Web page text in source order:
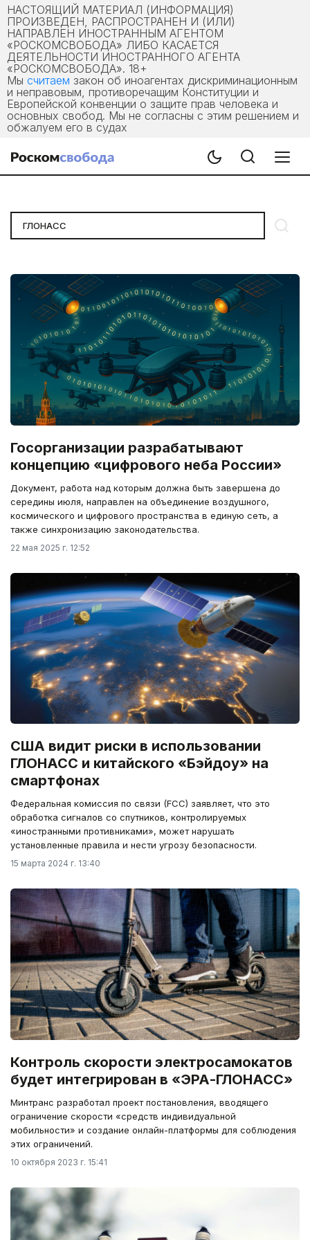
НАСТОЯЩИЙ МАТЕРИАЛ (ИНФОРМАЦИЯ)
ПРОИЗВЕДЕН, РАСПРОСТРАНЕН И (ИЛИ)
НАПРАВЛЕН ИНОСТРАННЫМ АГЕНТОМ
«РОСКОМСВОБОДА» ЛИБО КАСАЕТСЯ
ДЕЯТЕЛЬНОСТИ ИНОСТРАННОГО АГЕНТА
«РОСКОМСВОБОДА». 18+
Мы считаем закон об иноагентах дискриминационным
и неправовым, противоречащим Конституции и
Европейской конвенции о защите прав человека и
основных свобод. Мы не согласны с этим решением и
обжалуем его в судах
Госорганизации разрабатывают
концепцию «цифрового неба России»
Документ, работа над которым должна быть завершена до
середины июля, направлен на объединение воздушного,
космического и цифрового пространства в единую сеть, а
также синхронизацию законодательства.
22 мая 2025 г. 12:52
США видит риски в использовании
ГЛОНАСС и китайского «Бэйдоу» на
смартфонах
Федеральная комиссия по связи (FCC) заявляет, что это
обработка сигналов со спутников, контролируемых
«иностранными противниками», может нарушать
установленные правила и нести угрозу безопасности.
15 марта 2024 г. 13:40
Контроль скорости электросамокатов
будет интегрирован в «ЭРА-ГЛОНАСС»
Минтранс разработал проект постановления, вводящего
ограничение скорости «средств индивидуальной
мобильности» и создание онлайн-платформы для соблюдения
этих ограничений.
10 октября 2023 г. 15:41